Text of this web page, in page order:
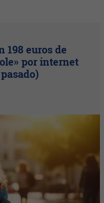
198 euros de
por internet